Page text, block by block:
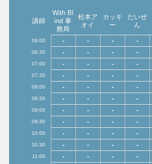
講師
With Bl
ind 事
務局
松本ア
オイ
カッキ
ー
だいぜ
ん
06:00 - - - -
06:30 - - - -
07:00 - - - -
07:30 - - - -
08:00 - - - -
08:30 - - - -
09:00 - - - -
09:30 - - - -
10:00 - - - -
10:30 - - - -
11:00 - - - -